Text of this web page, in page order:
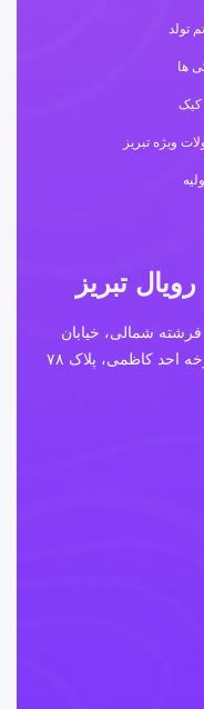
تولد
ها
کیک
ویژه تبریز
تبریز
شمالی، خیابان
احد کاظمی، پلاک ۷۸